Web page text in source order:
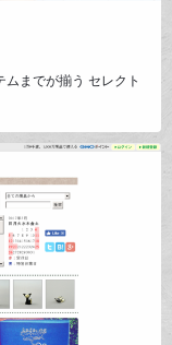
までが揃う セレクト